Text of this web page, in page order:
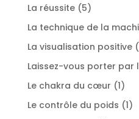
La réussite 55
produits
La technique de la
La visualisation positive
Laissez-vous porter par
Le chakra du cœur 11
Le contrôle du poids 11